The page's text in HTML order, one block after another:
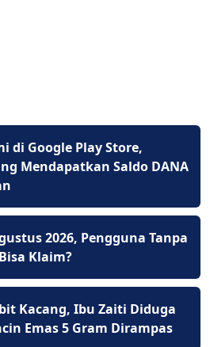
di Google Play Store,
Mendapatkan Saldo DANA
2026, Pengguna Tanpa
Klaim?
Kacang, Ibu Zaiti Diduga
Emas 5 Gram Dirampas